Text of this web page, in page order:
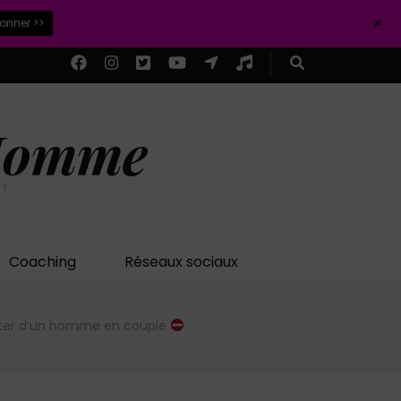
Coaching Réseaux sociaux
d’un homme en couple
>> +